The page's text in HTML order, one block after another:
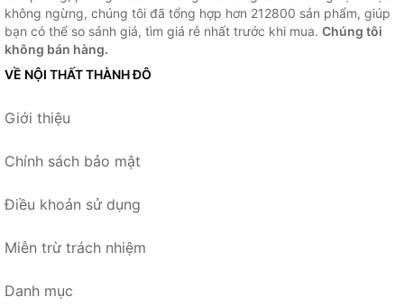
không ngừng, chúng tôi đã tổng hợp hơn 212800 sản phẩm, giúp
bạn có thể so sánh giá, tìm giá rẻ nhất trước khi mua. Chúng tôi
không bán hàng.
VỀ NỘI THẤT THÀNH ĐÔ
Giới thiệu
Chính sách bảo mật
Điều khoản sử dụng
Miễn trừ trách nhiệm
Danh mục